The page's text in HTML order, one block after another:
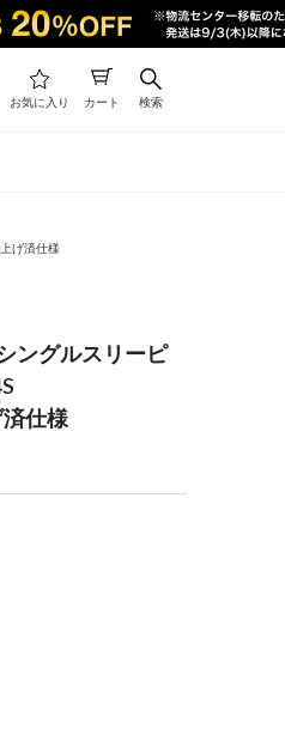
お気に入り カート 検索
げ済仕様
ングルスリーピ
済仕様